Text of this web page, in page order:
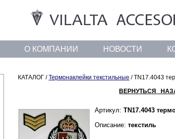
О КОМПАНИИ НОВОСТИ
КАТАЛОГ /Термонаклейки текстильные / TN17.4043
ВЕРНУТЬСЯ
Артикул:TN17.4043
Описание:текстиль